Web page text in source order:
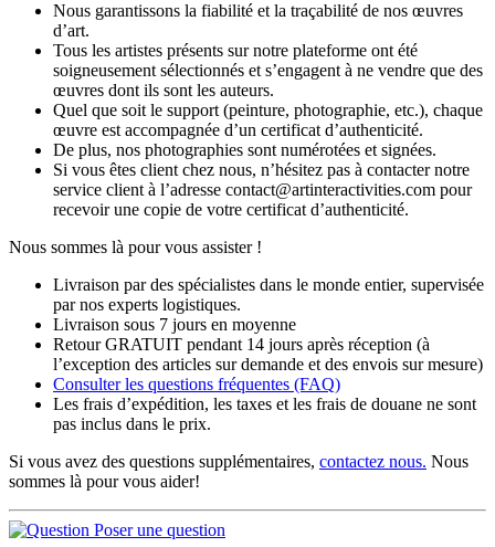
Nous garantissons la fiabilité et la traçabilité de nos œuvres
d’art.
Tous les artistes présents sur notre plateforme ont été
soigneusement sélectionnés et s’engagent à ne vendre que des
œuvres dont ils sont les auteurs.
Quel que soit le support (peinture, photographie, etc.), chaque
œuvre est accompagnée d’un certificat d’authenticité.
De plus, nos photographies sont numérotées et signées.
Si vous êtes client chez nous, n’hésitez pas à contacter notre
service client à l’adresse contact@artinteractivities.com pour
recevoir une copie de votre certificat d’authenticité.
Nous sommes là pour vous assister !
Livraison par des spécialistes dans le monde entier, supervisée
par nos experts logistiques.
Livraison sous 7 jours en moyenne
Retour GRATUIT pendant 14 jours après réception (à
l’exception des articles sur demande et des envois sur mesure)
Consulter les questions fréquentes (FAQ)
Les frais d’expédition, les taxes et les frais de douane ne sont
pas inclus dans le prix.
Si vous avez des questions supplémentaires, contactez nous. Nous
sommes là pour vous aider!
Poser une question